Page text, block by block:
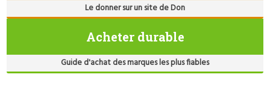
Le donner sur un site de Don
Acheter durable
Guide d'achat des marques les plus fiables